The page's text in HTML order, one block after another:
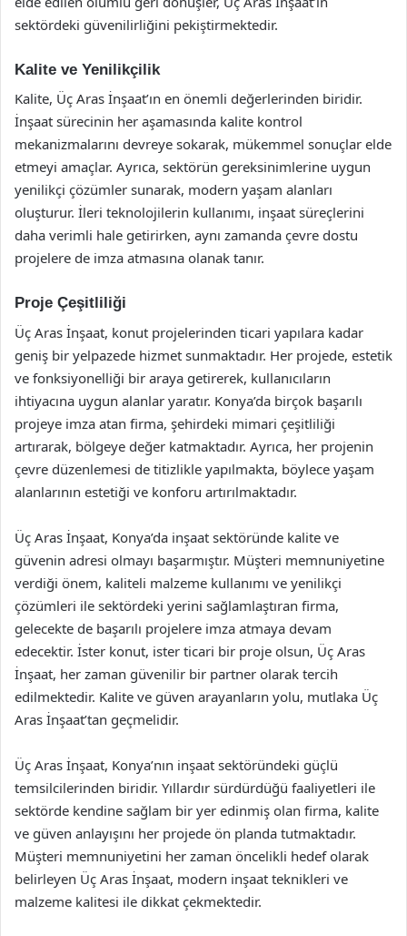
sektördeki güvenilirliğini pekiştirmektedir.
Kalite ve Yenilikçilik
Kalite, Üç Aras İnşaat’ın en önemli değerlerinden biridir.
İnşaat sürecinin her aşamasında kalite kontrol
mekanizmalarını devreye sokarak, mükemmel sonuçlar elde
etmeyi amaçlar. Ayrıca, sektörün gereksinimlerine uygun
yenilikçi çözümler sunarak, modern yaşam alanları
oluşturur. İleri teknolojilerin kullanımı, inşaat süreçlerini
daha verimli hale getirirken, aynı zamanda çevre dostu
projelere de imza atmasına olanak tanır.
Proje Çeşitliliği
Üç Aras İnşaat, konut projelerinden ticari yapılara kadar
geniş bir yelpazede hizmet sunmaktadır. Her projede, estetik
ve fonksiyonelliği bir araya getirerek, kullanıcıların
ihtiyacına uygun alanlar yaratır. Konya’da birçok başarılı
projeye imza atan firma, şehirdeki mimari çeşitliliği
artırarak, bölgeye değer katmaktadır. Ayrıca, her projenin
çevre düzenlemesi de titizlikle yapılmakta, böylece yaşam
alanlarının estetiği ve konforu artırılmaktadır.
Üç Aras İnşaat, Konya’da inşaat sektöründe kalite ve
güvenin adresi olmayı başarmıştır. Müşteri memnuniyetine
verdiği önem, kaliteli malzeme kullanımı ve yenilikçi
çözümleri ile sektördeki yerini sağlamlaştıran firma,
gelecekte de başarılı projelere imza atmaya devam
edecektir. İster konut, ister ticari bir proje olsun, Üç Aras
İnşaat, her zaman güvenilir bir partner olarak tercih
edilmektedir. Kalite ve güven arayanların yolu, mutlaka Üç
Aras İnşaat’tan geçmelidir.
Üç Aras İnşaat, Konya’nın inşaat sektöründeki güçlü
temsilcilerinden biridir. Yıllardır sürdürdüğü faaliyetleri ile
sektörde kendine sağlam bir yer edinmiş olan firma, kalite
ve güven anlayışını her projede ön planda tutmaktadır.
Müşteri memnuniyetini her zaman öncelikli hedef olarak
belirleyen Üç Aras İnşaat, modern inşaat teknikleri ve
malzeme kalitesi ile dikkat çekmektedir.